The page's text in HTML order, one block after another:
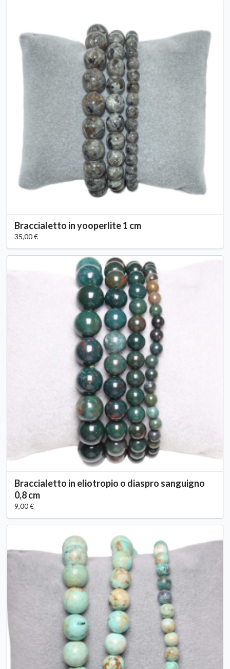
Braccialetto in yooperlite 1 cm
35,00 €
Braccialetto in eliotropio o diaspro sanguigno
0,8 cm
9,00 €